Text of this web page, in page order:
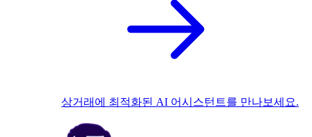
상거래에 최적화된 AI 어시스턴트를 만나보세요.